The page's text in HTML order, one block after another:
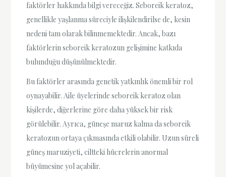
faktörler hakkında bilgi vereceğiz. Seboreik keratoz,
genellikle yaşlanma süreciyle ilişkilendirilse de, kesin
nedeni tam olarak bilinmemektedir. Ancak, bazı
faktörlerin seboreik keratozun gelişimine katkıda
bulunduğu düşünülmektedir.
Bu faktörler arasında genetik yatkınlık önemli bir rol
oynayabilir. Aile üyelerinde seboreik keratoz olan
kişilerde, diğerlerine göre daha yüksek bir risk
görülebilir. Ayrıca, güneşe maruz kalma da seboreik
keratozun ortaya çıkmasında etkili olabilir. Uzun süreli
güneş maruziyeti, ciltteki hücrelerin anormal
büyümesine yol açabilir.